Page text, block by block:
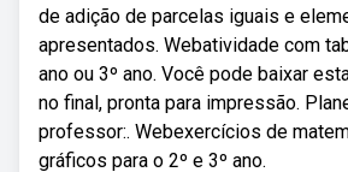
de adição de parcelas iguais e
apresentados. Webatividade com
ano ou 3º ano. Você pode baixar
no final, pronta para impressão.
professor:. Webexercícios de
gráficos para o 2º e 3º ano.